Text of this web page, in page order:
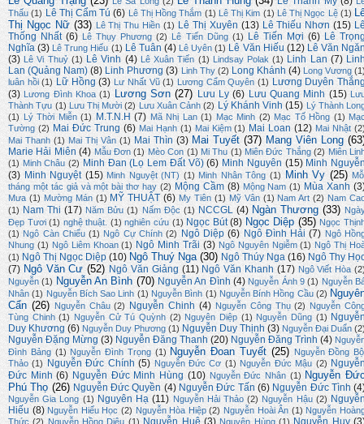
Thấu (1) Lê Thị Cẩm Tú (6) Lê Thị Hồng Thắm (1) Lê Thị Kim (1) Lê Thị Ngọc Lệ (1)
Thị Ngọc Nữ (33) Lê Thị Thu Hiền (1) Lê Thị Xuyên (13) Lê Thiếu Nhơn (15)
Thống Nhất (6) Lê Thụy Phương (2) Lê Tiến Dũng (1) Lê Tiến Mợi (6) Lê
Nghĩa (3) Lê Trung Hiếu (1) Lê Tuân (4) Lê Uyên (1) Lê Văn Hiếu (12) Lê Văn
(3) Lê Vi Thuỷ (1) Lê Vinh (4) Lê Xuân Tiến (1) Lindsay Polak (1) Linh Lan (7)
Lan (Quảng Nam) (8) Linh Phương (3) Linh Thy (2) Long Khánh (4) Long Vương
luân hồi (1) Lữ Hồng (3) Lư Nhất Vũ (1) Lương Cẩm Quyên (1) Lương Duyên
(3) Lương Đình Khoa (1) Lương Sơn (27) Lưu Ly (6) Lưu Quang Minh (15)
Thành Tựu (1) Lưu Thị Mười (2) Lưu Xuân Cảnh (2) Lý Khánh Vinh (15) Lý Thành
(1)
Lý Thời Miễn (1) M.T.N.H (7) Mã Nhị Lan (1) Mạc Minh (2) Mạc Tố Hồng (1)
Tường (2) Mai Đức Trung (6) Mai Hạnh (1) Mai Kiệm (1) Mai Loan (12) Mai Nhật
Mai Thanh (1) Mai Thị Vân (1) Mai Thìn (3) Mai Tuyết (37) Mang Viên Long
Marie Hải Miên (4) Mẫu Đơn (1) Mèo Con (1) Mi Thu (1) Miên Đức Thắng (2) Miên
(1) Minh Châu (2) Minh Đan (Lọ Lem Đất Võ) (6) Minh Nguyên (15) Minh
(3) Minh Nguyệt (15) Minh Nguyệt (NT) (1) Minh Nhân Tông (1) Minh Vy (25)
tháng một tác giả và một bài thơ hay (2) Mộng Cầm (8) Mộng Nam (1) Mùa Xanh
Mưa (1) Mường Mán (1) MỸ THUẬT (6) My Tiên (1) Mỹ Vân (1) Nam Art (2) Nam
(1) Nam Thi (17) Năm Bửu (1) Nấm Độc (1) NCCGL (4) Ngàn Thương (33)
Đẹp Tươi (1) nghệ thuật. (1) nghiên cứu (1) Ngọc Bút (8) Ngọc Diệp (35) Ngọc
(1) Ngô Càn Chiểu (1) Ngô Cự Chính (2) Ngô Diệp (6) Ngô Đình Hải (7) Ngô
Nhung (1) Ngô Liêm Khoan (1) Ngô Minh Trãi (3) Ngô Nguyên Ngiễm (1) Ngô Thị
(1) Ngô Thị Ngọc Diệp (10) Ngô Thuý Nga (30) Ngô Thúy Nga (16) Ngô Thy
(7) Ngô Văn Cư (52) Ngô Văn Giảng (11) Ngô Văn Khanh (17) Ngô Viết Hòa
Nguyễn (1) Nguyễn An Bình (70) Nguyễn An Đình (4) Nguyễn Ánh 9 (1) Nguyễn
Nhân (1) Nguyễn Bích Sao Linh (1) Nguyễn Bình (1) Nguyễn Bính Hồng Cầu (2)
Cẩn (26) Nguyễn Châu (2) Nguyễn Chinh (4) Nguyễn Công Thụ (2) Nguyễn
Tùng Chinh (1) Nguyễn Cử Tú Quỳnh (2) Nguyên Diệp (1) Nguyễn Dũng (1)
Duy Khương (6) Nguyễn Duy Phương (1) Nguyễn Duy Thịnh (3) Nguyễn Đại Duẩn
Nguyễn Đặng Mừng (3) Nguyễn Đăng Thanh (20) Nguyễn Đăng Trình (4)
Đình Bảng (1) Nguyễn Đình Trọng (1) Nguyễn Đoan Tuyết (25)
Nguyễn Đồng
Thảo (1) Nguyễn Đức Chính (5) Nguyễn Đức Cơ (1) Nguyễn Đức Mậu (2)
Đức Minh (6) Nguyễn Đức Minh Hùng (10) Nguyễn Đức Nhân (1) Nguyễn
Phú Thọ (26) Nguyễn Đức Quyền (4) Nguyễn Đức Tấn (6) Nguyễn Đức Tình
Nguyễn Gia Long (1) Nguyên Hạ (11) Nguyễn Hải Thảo (2) Nguyễn Hậu (2)
Hiếu (8) Nguyễn Hiếu Học (2) Nguyễn Hòa Hiệp (2) Nguyễn Hoài Ân (1) Nguyễn
Thức (2) Nguyễn Hồng Diệu (1) Nguyên Hùng (1)